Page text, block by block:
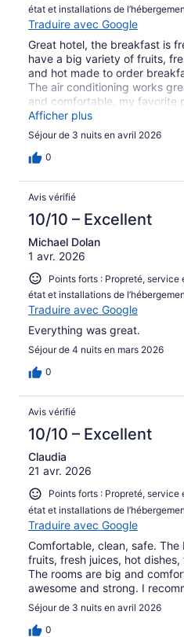
état et installations de
Traduire avec Google
Great hotel, the breakfast is
have a big variety of fruits,
and hot made to order
The air conditioning works
and comfortable, my favorite
big strong shower, I love it.
is very friendly. I recommend
Afficher plus
Séjour de 3 nuits en avril 2026
0
Avis vérifié
10/10 – Excellent
Michael Dolan
1 avr. 2026
Points forts : Propreté,
état et installations de
Traduire avec Google
Everything was great.
Séjour de 4 nuits en mars 2026
0
Avis vérifié
10/10 – Excellent
Claudia
21 avr. 2026
Points forts : Propreté,
état et installations de
Traduire avec Google
Comfortable, clean, safe.
fruits, fresh juices, hot
The rooms are big and
awesome and strong. I
Séjour de 3 nuits en avril 2026
0